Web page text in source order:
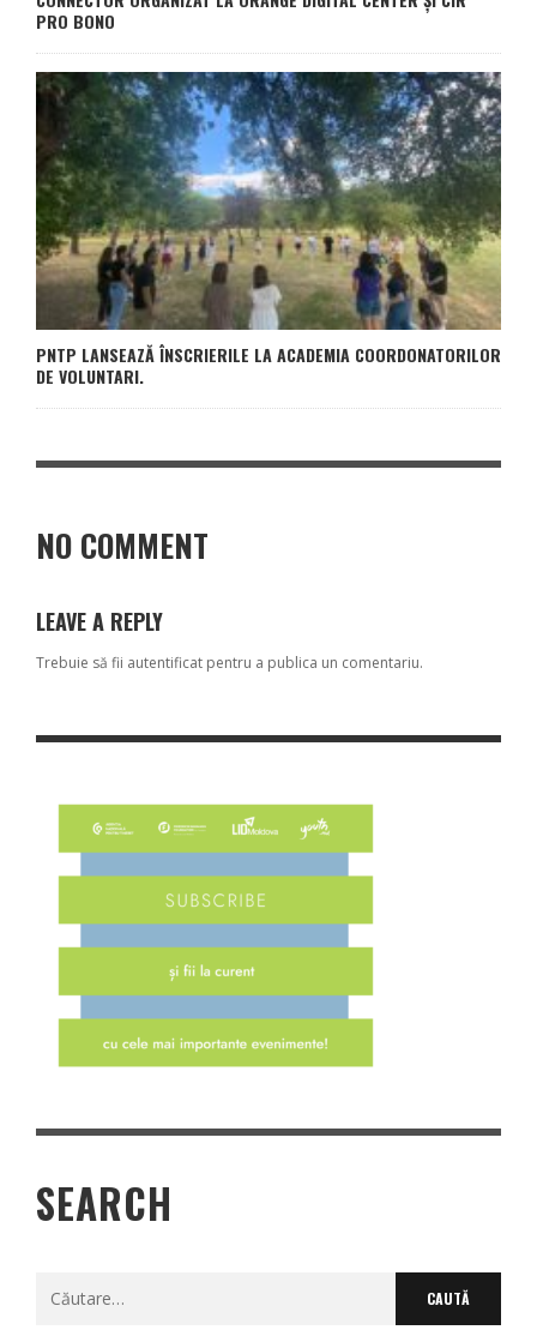
PRO BONO
PNTP LANSEAZĂ ÎNSCRIERILE LA ACADEMIA COORDONATORILOR
DE VOLUNTARI.
NO COMMENT
LEAVE A REPLY
Trebuie să fii autentificat pentru a publica un comentariu.
SEARCH
Caută